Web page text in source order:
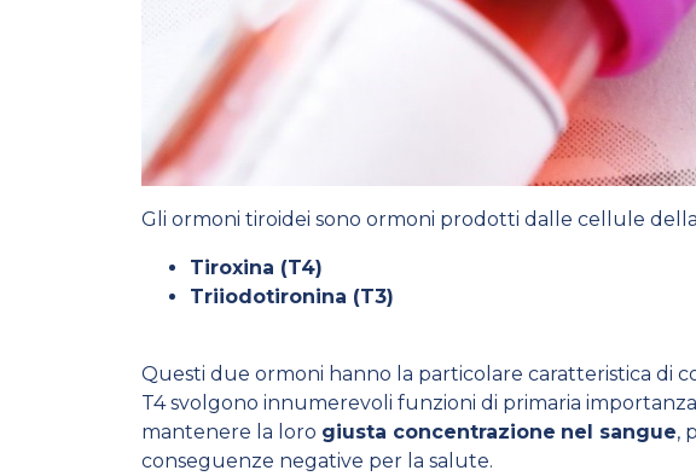
Gli ormoni tiroidei sono ormoni prodotti dalle cellule
Tiroxina (T4)
Triiodotironina (T3)
Questi due ormoni hanno la particolare caratteristica di
T4 svolgono innumerevoli funzioni di primaria
mantenere la loro giusta concentrazione nel sangue,
conseguenze negative per la salute.